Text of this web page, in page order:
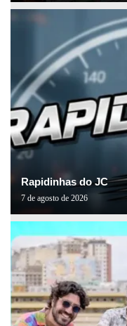
Rapidinhas do JC
7 de agosto de 2026